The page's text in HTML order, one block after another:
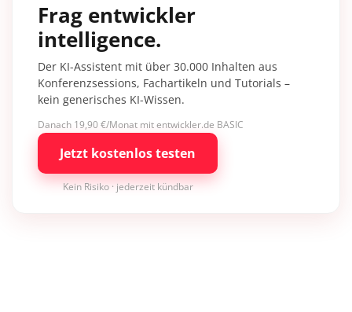
Frag entwickler
intelligence.
Der KI-Assistent mit über 30.000 Inhalten aus
Konferenzsessions, Fachartikeln und Tutorials –
kein generisches KI-Wissen.
Danach 19,90 €/Monat mit entwickler.de BASIC
Jetzt kostenlos testen
Kein Risiko · jederzeit kündbar